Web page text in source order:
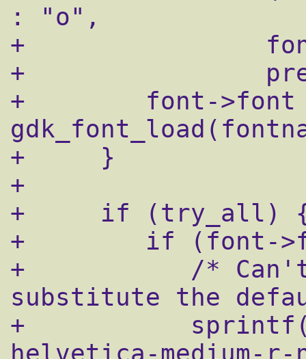
: "o",
+		 font->size,
+		 prefs.font_charset);
+        font->font
+     }
+
+     if (try_all)
+        if (font-
+	    /* Can't load the font -
substitute the
+	    sprintf(fontname,"-adobe-
helvetica-medium-